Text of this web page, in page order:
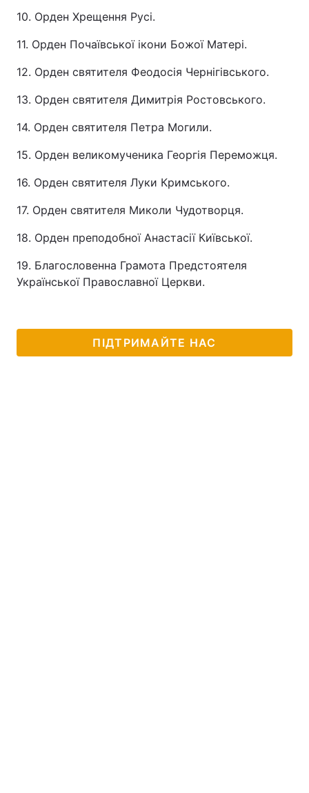
10. Орден Хрещення Русі.
11. Орден Почаївської ікони Божої Матері.
12. Орден святителя Феодосія Чернігівського.
13. Орден святителя Димитрія Ростовського.
14. Орден святителя Петра Могили.
15. Орден великомученика Георгія Переможця.
16. Орден святителя Луки Кримського.
17. Орден святителя Миколи Чудотворця.
18. Орден преподобної Анастасії Київської.
19. Благословенна Грамота Предстоятеля
Української Православної Церкви.
ПІДТРИМАЙТЕ НАС